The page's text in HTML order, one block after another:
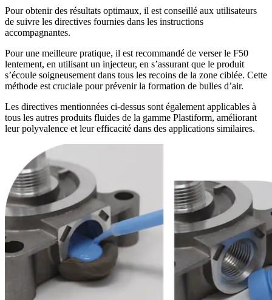
Pour obtenir des résultats optimaux, il est conseillé aux utilisateurs
de suivre les directives fournies dans les instructions
accompagnantes.
Pour une meilleure pratique, il est recommandé de verser le F50
lentement, en utilisant un injecteur, en s’assurant que le produit
s’écoule soigneusement dans tous les recoins de la zone ciblée. Cette
méthode est cruciale pour prévenir la formation de bulles d’air.
Les directives mentionnées ci-dessus sont également applicables à
tous les autres produits fluides de la gamme Plastiform, améliorant
leur polyvalence et leur efficacité dans des applications similaires.